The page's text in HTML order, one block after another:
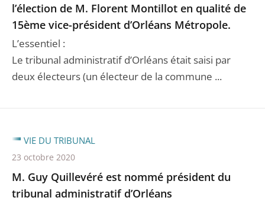
l’élection de M. Florent Montillot en qualité de
15ème vice-président d’Orléans Métropole.
L’essentiel :
Le tribunal administratif d’Orléans était saisi par
deux électeurs (un électeur de la commune ...
M. Guy Quillevéré est nommé président du
tribunal administratif d’Orléans
VIE DU TRIBUNAL
23 octobre 2020